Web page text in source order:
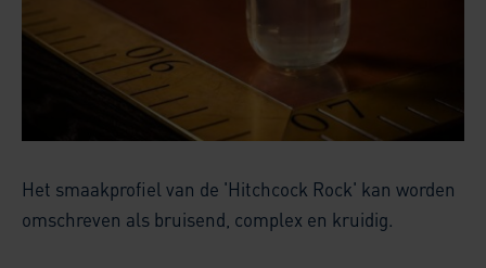
Het smaakprofiel van de 'Hitchcock Rock' kan worden
omschreven als bruisend, complex en kruidig.